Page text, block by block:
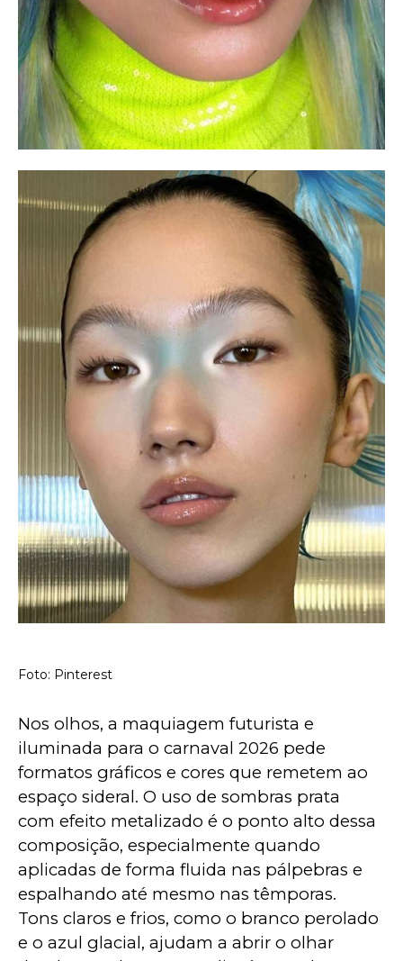
Foto: Pinterest
Nos olhos, a maquiagem futurista e
iluminada para o carnaval 2026 pede
formatos gráficos e cores que remetem ao
espaço sideral. O uso de sombras prata
com efeito metalizado é o ponto alto dessa
composição, especialmente quando
aplicadas de forma fluida nas pálpebras e
espalhando até mesmo nas têmporas.
Tons claros e frios, como o branco perolado
e o azul glacial, ajudam a abrir o olhar